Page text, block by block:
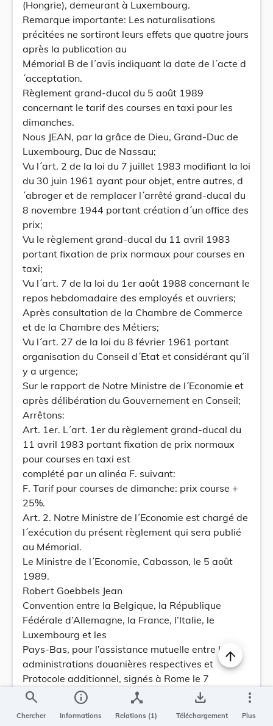
(Hongrie), demeurant à Luxembourg.
Remarque importante: Les naturalisations
précitées ne sortiront leurs effets que quatre jours
après la publication au
Mémorial B de l´avis indiquant la date de l´acte d
´acceptation.
Règlement grand-ducal du 5 août 1989
concernant le tarif des courses en taxi pour les
dimanches.
Nous JEAN, par la grâce de Dieu, Grand-Duc de
Luxembourg, Duc de Nassau;
Vu l´art. 2 de la loi du 7 juillet 1983 modifiant la loi
du 30 juin 1961 ayant pour objet, entre autres, d
´abroger et de remplacer l´arrêté grand-ducal du
8 novembre 1944 portant création d´un office des
prix;
Vu le règlement grand-ducal du 11 avril 1983
portant fixation de prix normaux pour courses en
taxi;
Vu l´art. 7 de la loi du 1er août 1988 concernant le
repos hebdomadaire des employés et ouvriers;
Après consultation de la Chambre de Commerce
et de la Chambre des Métiers;
Vu l´art. 27 de la loi du 8 février 1961 portant
organisation du Conseil d´Etat et considérant qu´il
y a urgence;
Sur le rapport de Notre Ministre de l´Economie et
après délibération du Gouvernement en Conseil;
Arrêtons:
Art. 1er. L´art. 1er du règlement grand-ducal du
11 avril 1983 portant fixation de prix normaux
pour courses en taxi est
complété par un alinéa F. suivant:
F. Tarif pour courses de dimanche: prix course +
25%.
Art. 2. Notre Ministre de l´Economie est chargé de
l´exécution du présent règlement qui sera publié
au Mémorial.
Le Ministre de l´Economie, Cabasson, le 5 août
1989.
Robert Goebbels Jean
Convention entre la Belgique, la République
Fédérale d’Allemagne, la France, l’Italie, le
Luxembourg et les
Pays-Bas, pour l’assistance mutuelle entre les
administrations douanières respectives et
Protocole additionnel, signés à Rome le 7
septembre 1967.  Adhésion de l’Espagne.
Il résulte d´une notification du Ministère italien des
Affaires Etrangères qu´en date du 22 juin 1989 l
search
Chercher
info
Informations
device_hub
Relations (1)
save_alt
Téléchargement
more_vert
Plus